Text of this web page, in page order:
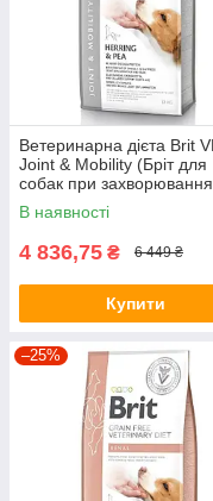
Ветеринарна дієта Brit
Joint & Mobility (Бріт для
собак при
суглобів) 12кг.
В наявності
4 836,75 ₴ 6 449 ₴
Купити
–25%